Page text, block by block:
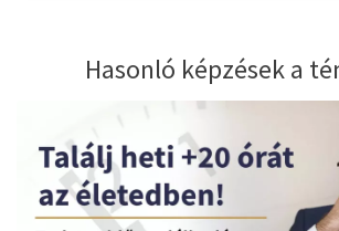
Hasonló képzések a